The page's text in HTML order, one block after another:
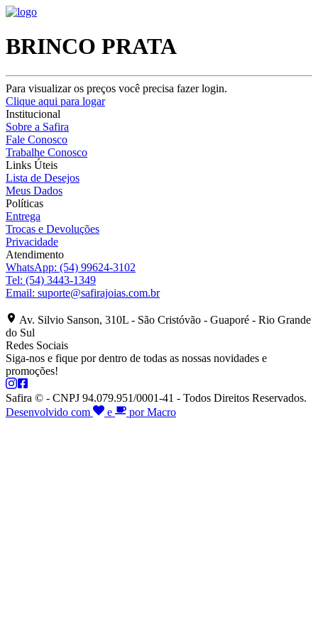
BRINCO PRATA
Para visualizar os preços você precisa fazer login.
Clique aqui para logar
Institucional
Sobre a Safira
Fale Conosco
Trabalhe Conosco
Links Úteis
Lista de Desejos
Meus Dados
Políticas
Entrega
Trocas e Devoluções
Privacidade
Atendimento
WhatsApp: (54) 99624-3102
Tel: (54) 3443-1349
Email: suporte@safirajoias.com.br
Av. Silvio Sanson, 310L - São Cristóvão - Guaporé - Rio Grande
do Sul
Redes Sociais
Siga-nos e fique por dentro de todas as nossas novidades e
promoções!
Safira © - CNPJ 94.079.951/0001-41 - Todos Direitos Reservados.
Desenvolvido com
e por Macro